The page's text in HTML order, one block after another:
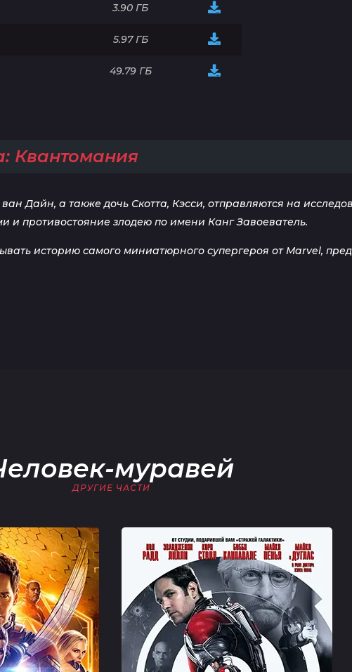
3.90 ГБ
5.97 ГБ
49.79 ГБ
Квантомания
Дайн, а также дочь Скотта, Кэсси, отправляются на
и противостояние злодею по имени Канг Завоеватель.
историю самого миниатюрного супергероя от Marvel,
муравей
ДРУГИЕ ЧАСТИ